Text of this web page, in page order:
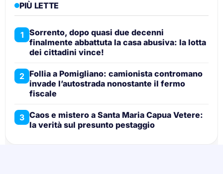
PIÙ LETTE
1 Sorrento, dopo quasi due decenni
finalmente abbattuta la casa abusiva: la lotta
dei cittadini vince!
2 Follia a Pomigliano: camionista contromano
invade l’autostrada nonostante il fermo
fiscale
3 Caos e mistero a Santa Maria Capua Vetere:
la verità sul presunto pestaggio